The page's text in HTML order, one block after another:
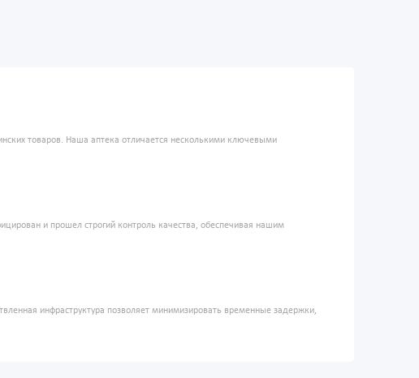
товаров. Наша аптека отличается несколькими ключевыми
и прошел строгий контроль качества, обеспечивая нашим
инфраструктура позволяет минимизировать временные задержки,